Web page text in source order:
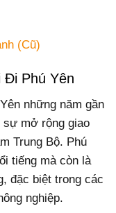
(Cũ)
Đi Phú Yên
những năm gần
mở rộng giao
Trung Bộ. Phú
tiếng mà còn là
đặc biệt trong các
nghiệp.